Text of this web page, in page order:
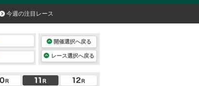
今週の注目レース
開催選択へ戻る
レース選択へ戻る